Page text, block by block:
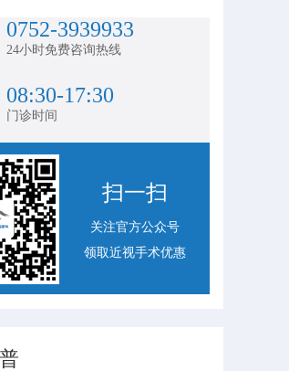
0752-3939933
24小时免费咨询热线
08:30-17:30
门诊时间
扫一扫
关注官方公众号
领取近视手术优惠